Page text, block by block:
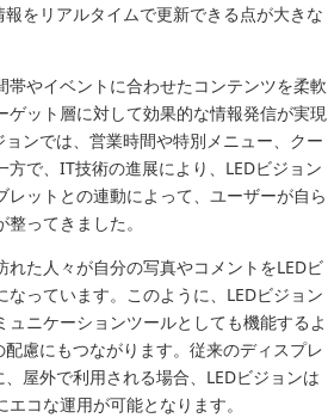
をリアルタイムで更新できる点が大きな
やイベントに合わせたコンテンツを柔軟
ット層に対して効果的な情報発信が実現
ンでは、営業時間や特別メニュー、クー
で、IT技術の進展により、LEDビジョン
ットとの連動によって、ユーザーが自ら
ってきました。
た人々が自分の写真やコメントをLEDビ
っています。このように、LEDビジョン
ニケーションツールとしても機能するよ
慮にもつながります。従来のディスプレ
屋外で利用される場合、LEDビジョンは
コな運用が可能となります。